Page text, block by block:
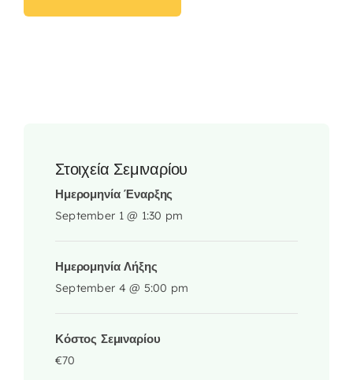
Στοιχεία Σεμιναρίου
Ημερομηνία Έναρξης
September 1 @ 1:30 pm
Ημερομηνία Λήξης
September 4 @ 5:00 pm
Κόστος Σεμιναρίου
€70